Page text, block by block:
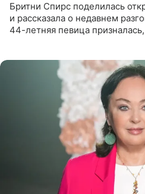
Бритни Спирс поделилась
и рассказала о недавнем
44-летняя певица